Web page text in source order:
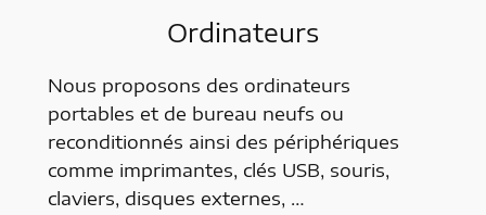
Ordinateurs
Nous proposons des ordinateurs
portables et de bureau neufs ou
reconditionnés ainsi des périphériques
comme imprimantes, clés USB, souris,
claviers, disques externes, …